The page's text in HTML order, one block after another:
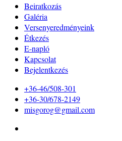
Beiratkozás
Galéria
Versenyeredményeink
Étkezés
E-napló
Kapcsolat
Bejelentkezés
+36-46/508-301
+36-30/678-2149
misgorog@gmail.com